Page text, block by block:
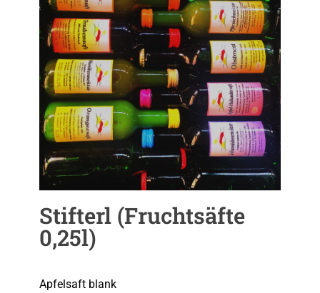
Stifterl (Fruchtsäfte
0,25l)
Apfelsaft blank